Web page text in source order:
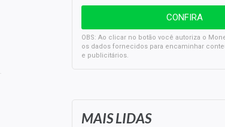
OBS: Ao clicar no botão você autoriza o
os dados fornecidos para encaminhar
e publicitários.
MAIS LIDAS